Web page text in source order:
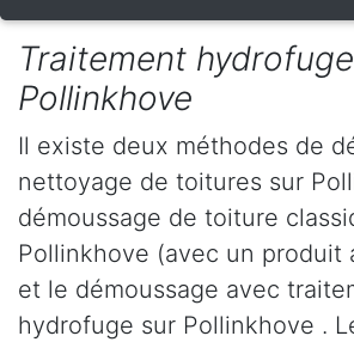
Traitement hydrofuge
Pollinkhove
Il existe deux méthodes de
nettoyage de toitures sur
démoussage de toiture
Pollinkhove (avec un produit
et le démoussage avec
hydrofuge sur Pollinkhove .